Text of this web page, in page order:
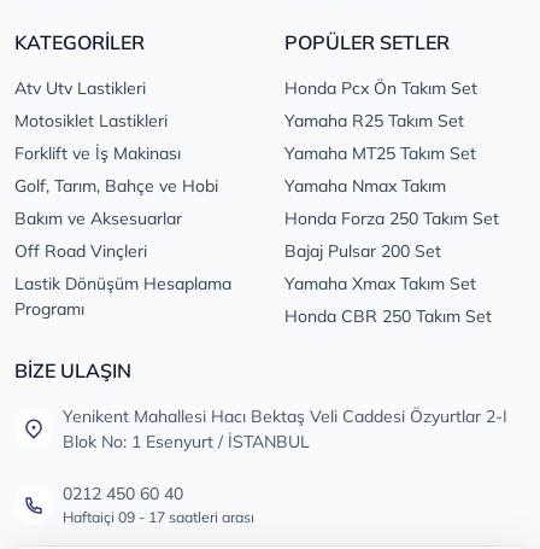
KATEGORİLER
Atv Utv Lastikleri
Motosiklet Lastikleri
Forklift ve İş Makinası
Golf, Tarım, Bahçe ve Hobi
Bakım ve Aksesuarlar
Off Road Vinçleri
Lastik Dönüşüm Hesaplama
Programı
POPÜLER SETLER
Honda Pcx Ön Takım Set
Yamaha R25 Takım Set
Yamaha MT25 Takım Set
Yamaha Nmax Takım
Honda Forza 250 Takım Set
Bajaj Pulsar 200 Set
Yamaha Xmax Takım Set
Honda CBR 250 Takım Set
BİZE ULAŞIN
Yenikent Mahallesi Hacı Bektaş Veli Caddesi Özyurtlar 2-I
Blok No: 1 Esenyurt / İSTANBUL
0212 450 60 40
Haftaiçi 09 - 17 saatleri arası